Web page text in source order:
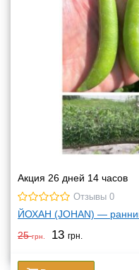
Акция 26 дней 14 часов
Отзывы 0
ЙОХАН (JOHAN) —
25грн. 13 грн.